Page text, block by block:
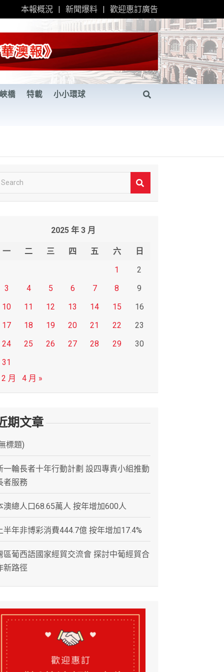
本報概況 新聞爆料 歡迎惠訂廣告
橋 特載 小小環球
2025 年 3 月
一 二 三 四 五 六
日
1
2
3
4 5 6 7 8
9
10
11 12 13 14 15
16
17
18 19 20 21 22
23
24
25 26 27 28 29
30
31
月
4 月 »
期文章
標題)
一輪長者十年行動計劃 設四專責小組推動
者服務
澳總人口68.65萬人 按年增加600人
半年非博彩消費444.7億 按年增加17.4%
區葡西語國家經貿交流會 探討中葡經貿合
新路徑